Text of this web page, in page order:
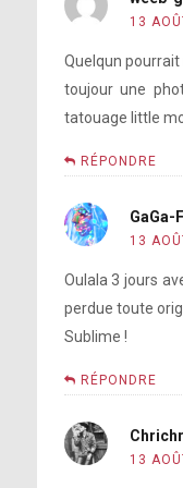
13
Quelqun pourrait
toujour une
tatouage little
RÉPONDRE
GaGa-
13
Oulala 3 jours
perdue toute
Sublime !
RÉPONDRE
13